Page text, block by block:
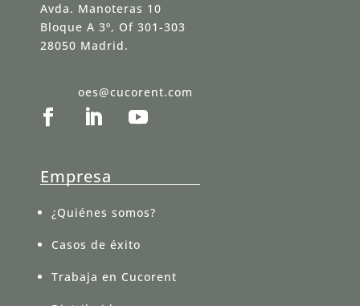
Avda. Manoteras 10
Bloque A 3º, Of 301-303
28050 Madrid.
oes@cucorent.com
Empresa
¿Quiénes somos?
Casos de éxito
Trabaja en Cucorent